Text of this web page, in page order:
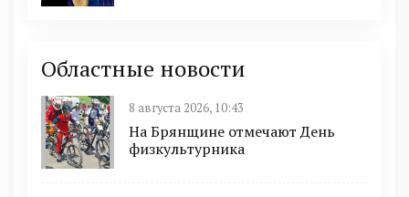
Областные новости
8 августа 2026, 10:43
На Брянщине отмечают День
физкультурника